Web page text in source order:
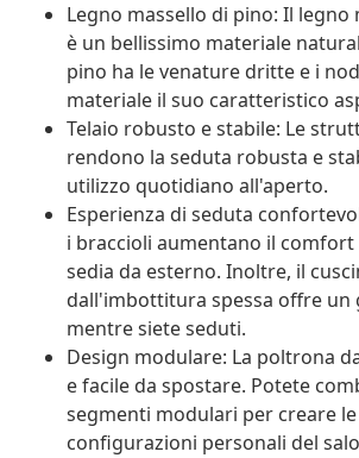
Legno massello di pino: Il legno
è un bellissimo materiale
pino ha le venature dritte e i
materiale il suo caratteristico
Telaio robusto e stabile: Le
rendono la seduta robusta e
utilizzo quotidiano all'aperto.
Esperienza di seduta
i braccioli aumentano il comfort
sedia da esterno. Inoltre, il
dall'imbottitura spessa offre
mentre siete seduti.
Design modulare: La poltrona
e facile da spostare. Potete
segmenti modulari per creare
configurazioni personali del